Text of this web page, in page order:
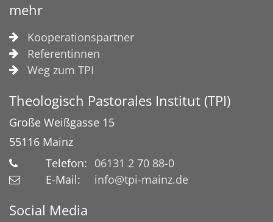
mehr
Kooperationspartner
Referentinnen
Weg zum TPI
Theologisch Pastorales Institut (TPI)
Große Weißgasse 15
55116 Mainz
Telefon: 06131 2 70 88-0
E-Mail:
info@tpi-mainz.de
Social Media